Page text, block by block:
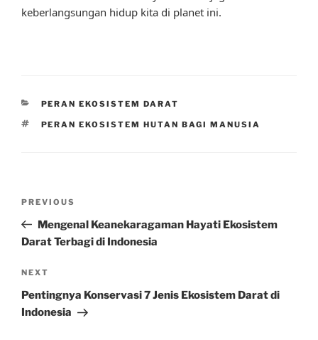
keberlangsungan hidup kita di planet ini.
CATEGORIES
PERAN EKOSISTEM DARAT
TAGS
PERAN EKOSISTEM HUTAN BAGI MANUSIA
Previous
Post
PREVIOUS
Mengenal Keanekaragaman Hayati Ekosistem
Darat Terbagi di Indonesia
Next
Post
NEXT
Pentingnya Konservasi 7 Jenis Ekosistem Darat di
Indonesia